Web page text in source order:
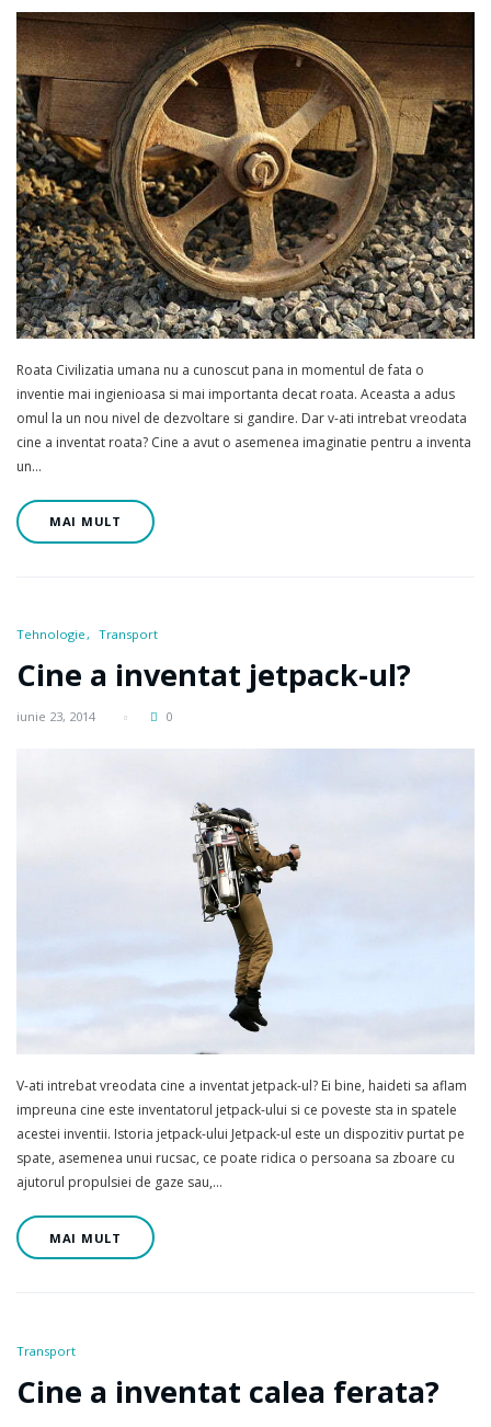
Roata Civilizatia umana nu a cunoscut pana in momentul de fata o
inventie mai ingienioasa si mai importanta decat roata. Aceasta a adus
omul la un nou nivel de dezvoltare si gandire. Dar v-ati intrebat vreodata
cine a inventat roata? Cine a avut o asemenea imaginatie pentru a inventa
un…
MAI MULT
Tehnologie Transport
Cine a inventat jetpack-ul?
iunie 23, 2014 0
V-ati intrebat vreodata cine a inventat jetpack-ul? Ei bine, haideti sa aflam
impreuna cine este inventatorul jetpack-ului si ce poveste sta in spatele
acestei inventii. Istoria jetpack-ului Jetpack-ul este un dispozitiv purtat pe
spate, asemenea unui rucsac, ce poate ridica o persoana sa zboare cu
ajutorul propulsiei de gaze sau,…
MAI MULT
Transport
Cine a inventat calea ferata?